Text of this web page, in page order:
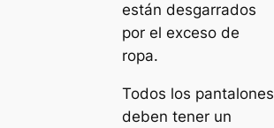
están desgarrados
por el exceso de
ropa.
Todos los pantalones
deben tener un